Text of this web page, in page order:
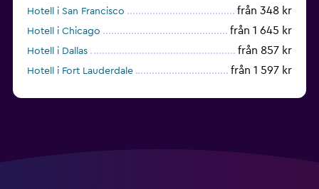
Hotell i San Francisco från 348 kr
Hotell i Chicago från 1 645 kr
Hotell i Dallas från 857 kr
Hotell i Fort Lauderdale från 1 597 kr